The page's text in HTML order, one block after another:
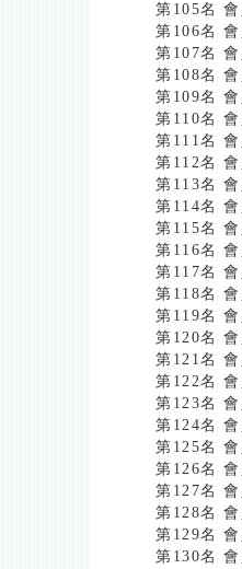
第105名
第106名
第107名
第108名
第109名
第110名
第111名
第112名
第113名
第114名
第115名
第116名
第117名
第118名
第119名
第120名
第121名
第122名
第123名
第124名
第125名
第126名
第127名
第128名
第129名
第130名